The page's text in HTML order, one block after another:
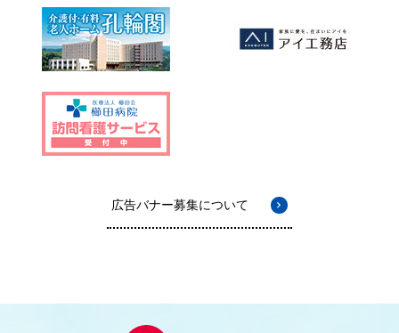
広告バナー募集について